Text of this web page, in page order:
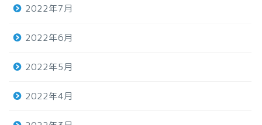
2022年7月
2022年6月
2022年5月
2022年4月